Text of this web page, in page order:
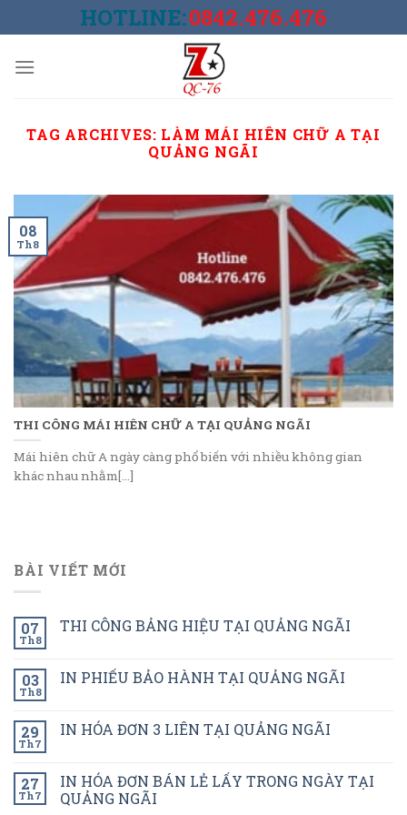
to
HOTLINE:0842.476.476
TAG ARCHIVES: LÀM MÁI HIÊN CHỮ A TẠI
QUẢNG NGÃI
THI CÔNG MÁI HIÊN CHỮ A TẠI QUẢNG NGÃI
Mái hiên chữ A ngày càng phổ biến với nhiều không gian
khác nhau nhằm[...]
08
Th8
BÀI VIẾT MỚI
07
Th8
THI CÔNG BẢNG HIỆU TẠI QUẢNG NGÃI
03
Th8
IN PHIẾU BẢO HÀNH TẠI QUẢNG NGÃI
29
Th7
IN HÓA ĐƠN 3 LIÊN TẠI QUẢNG NGÃI
27
Th7
IN HÓA ĐƠN BÁN LẺ LẤY TRONG NGÀY TẠI
QUẢNG NGÃI